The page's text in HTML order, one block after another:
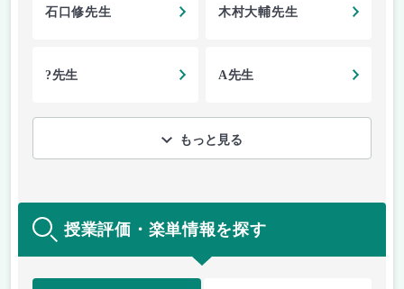
石口修先生 木村大輔先生
?先生 A先生
もっと見る
授業評価・楽単情報を探す